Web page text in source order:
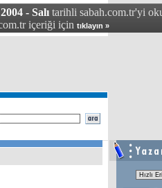
- Salı tarihli sabah.com.tr'yi
içeriği için tıklayın »